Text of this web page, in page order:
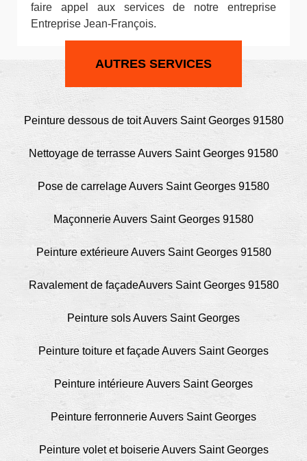
faire appel aux services de notre entreprise
Entreprise Jean-François.
AUTRES SERVICES
Peinture dessous de toit Auvers Saint Georges 91580
Nettoyage de terrasse Auvers Saint Georges 91580
Pose de carrelage Auvers Saint Georges 91580
Maçonnerie Auvers Saint Georges 91580
Peinture extérieure Auvers Saint Georges 91580
Ravalement de façadeAuvers Saint Georges 91580
Peinture sols Auvers Saint Georges
Peinture toiture et façade Auvers Saint Georges
Peinture intérieure Auvers Saint Georges
Peinture ferronnerie Auvers Saint Georges
Peinture volet et boiserie Auvers Saint Georges